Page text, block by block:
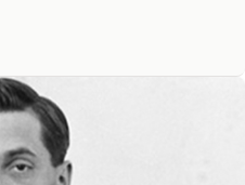
он
друга
и есть
счёт у Кинга есть и тяга
тёмная сторона, а у
поэтому он